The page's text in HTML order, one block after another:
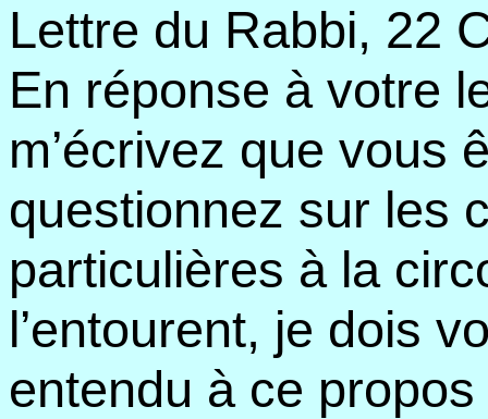
Lettre du Rabbi, 22
En réponse à votre
m’écrivez que vous
questionnez sur les
particulières à la
l’entourent, je dois
entendu à ce propos